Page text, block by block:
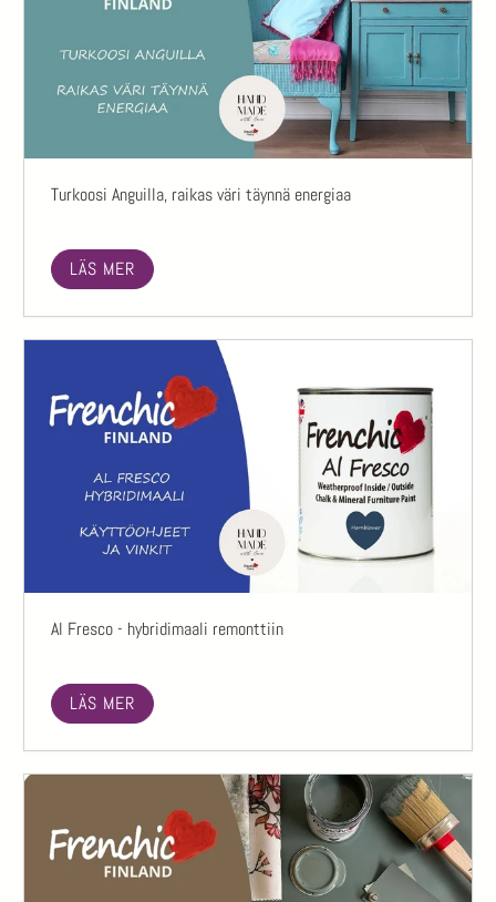
Turkoosi Anguilla, raikas väri täynnä energiaa
LÄS MER
Al Fresco - hybridimaali remonttiin
LÄS MER